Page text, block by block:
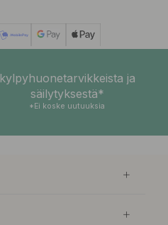
34 €
kylpyhuonetarvikkeista ja
säilytyksestä*
*Ei koske uutuuksia